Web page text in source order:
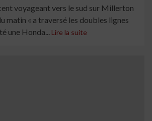
voyageant vers le sud sur Millerton
matin « a traversé les doubles lignes
une Honda... Lire la suite